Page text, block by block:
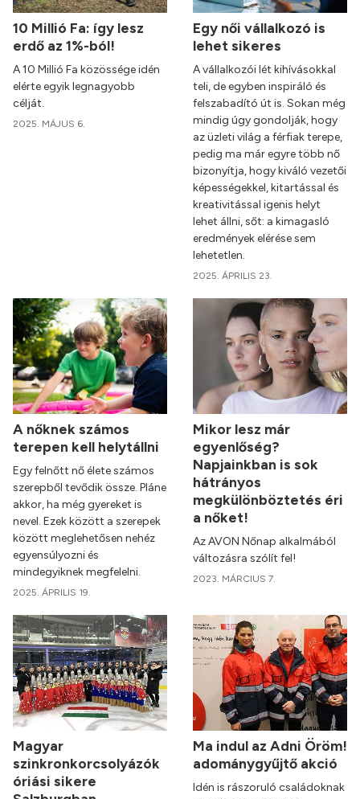
10 Millió Fa: így lesz
erdő az 1%-ból!
A 10 Millió Fa közössége idén
elérte egyik legnagyobb
célját.
2025. MÁJUS 6.
Egy női vállalkozó is
lehet sikeres
A vállalkozói lét kihívásokkal
teli, de egyben inspiráló és
felszabadító út is. Sokan még
mindig úgy gondolják, hogy
az üzleti világ a férfiak terepe,
pedig ma már egyre több nő
bizonyítja, hogy kiváló vezetői
képességekkel, kitartással és
kreativitással igenis helyt
lehet állni, sőt: a kimagasló
eredmények elérése sem
lehetetlen.
2025. ÁPRILIS 23.
A nőknek számos
terepen kell helytállni
Egy felnőtt nő élete számos
szerepből tevődik össze. Pláne
akkor, ha még gyereket is
nevel. Ezek között a szerepek
között meglehetősen nehéz
egyensúlyozni és
mindegyiknek megfelelni.
2025. ÁPRILIS 19.
Mikor lesz már
egyenlőség?
Napjainkban is sok
hátrányos
megkülönböztetés éri
a nőket!
Az AVON Nőnap alkalmából
változásra szólít fel!
2023. MÁRCIUS 7.
Magyar
szinkronkorcsolyázók
óriási sikere
Ma indul az Adni Öröm!
adománygyűjtő akció
Idén is rászoruló családoknak